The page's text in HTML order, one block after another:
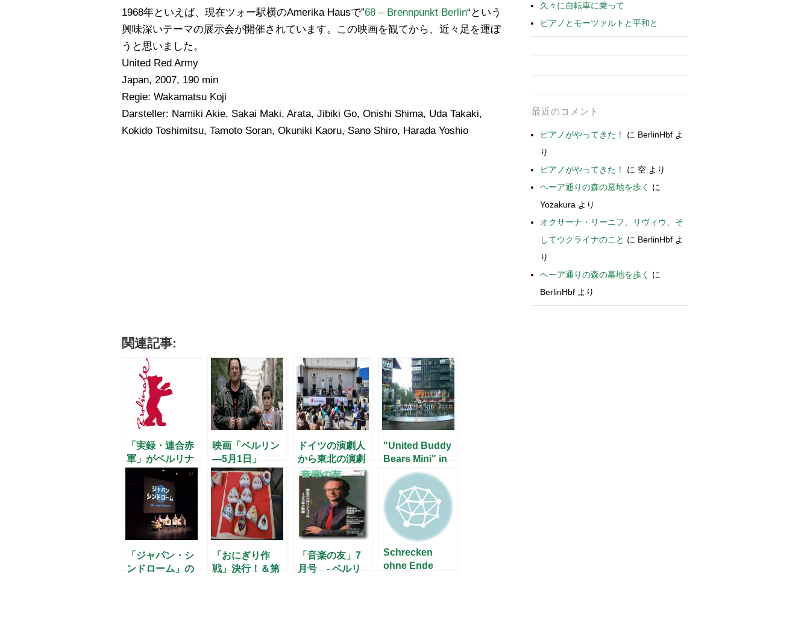
1968年といえば、現在ツォー駅横のAmerika Hausで”68 – Brennpunkt Berlin“という
興味深いテーマの展示会が開催されています。この映画を観てから、近々足を運ぼ
うと思いました。
United Red Army
Japan, 2007, 190 min
Regie: Wakamatsu Koji
Darsteller: Namiki Akie, Sakai Maki, Arata, Jibiki Go, Onishi Shima, Uda Takaki,
Kokido Toshimitsu, Tamoto Soran, Okuniki Kaoru, Sano Shiro, Harada Yoshio
関連記事:
「実録・連合赤
軍」がベルリナ
ーレで受賞
映画「ベルリン
―5月1日」
ドイツの演劇人
から東北の演劇
人へ
"United Buddy
Bears Mini" in
Sony Center
「ジャパン・シ
ンドローム」の
「おにぎり作
戦」決行！＆第
「音楽の友」7
月号 - ベルリ
Schrecken
ohne Ende
久々に自転車に乗って
ピアノとモーツァルトと平和と
最近のコメント
ピアノがやってきた！ に BerlinHbf よ
り
ピアノがやってきた！
に 空 より
ヘーア通りの森の墓地を歩く
に
Yozakura より
オクサーナ・リーニフ、リヴィウ、そ
してウクライナのこと に BerlinHbf よ
り
ヘーア通りの森の墓地を歩く
に
BerlinHbf より